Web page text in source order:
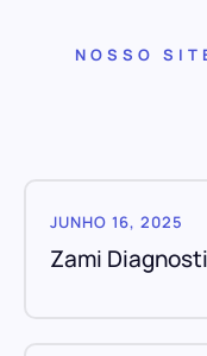
NOSSO
JUNHO 16, 2025
Zami